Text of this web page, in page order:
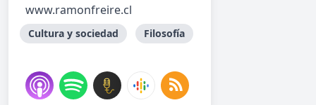
www.ramonfreire.cl
Cultura y sociedad Filosofía